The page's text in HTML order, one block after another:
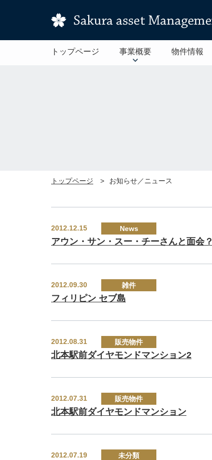
トップページ 事業概要 物件情報
トップページ お知らせ／ニュース
2012.12.15 News
アウン・サン・スー・チーさんと面会？
2012.09.30 雑件
フィリピン セブ島
2012.08.31 販売物件
北本駅前ダイヤモンドマンション2
2012.07.31 販売物件
北本駅前ダイヤモンドマンション
2012.07.19 未分類